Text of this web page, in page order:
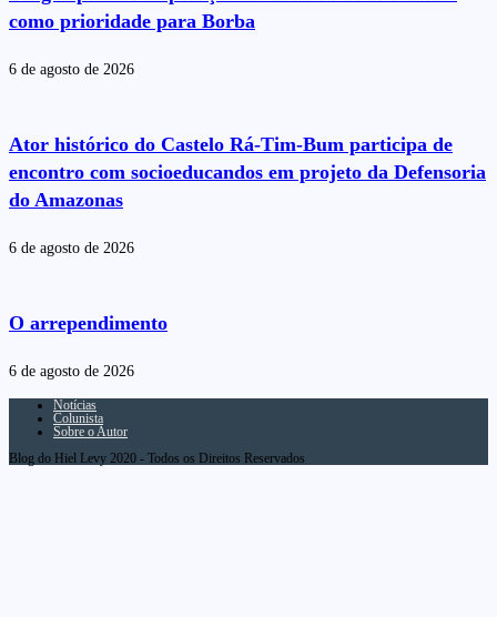
como prioridade para Borba
6 de agosto de 2026
Ator histórico do Castelo Rá-Tim-Bum participa de
encontro com socioeducandos em projeto da Defensoria
do Amazonas
6 de agosto de 2026
O arrependimento
6 de agosto de 2026
Notícias
Colunista
Sobre o Autor
Blog do Hiel Levy 2020 - Todos os Direitos Reservados